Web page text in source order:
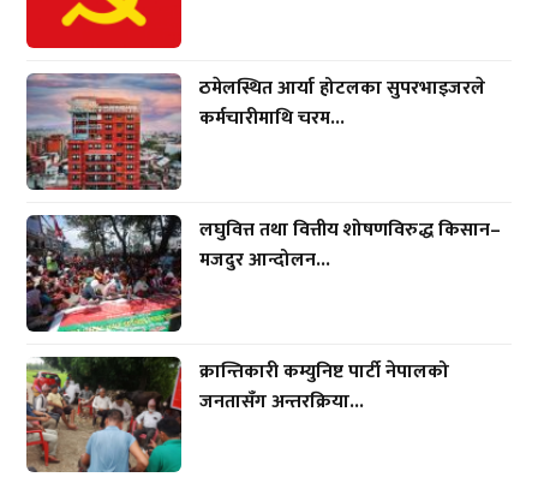
ठमेलस्थित आर्या होटलका सुपरभाइजरले
कर्मचारीमाथि चरम...
लघुवित्त तथा वित्तीय शोषणविरुद्ध किसान–
मजदुर आन्दोलन...
क्रान्तिकारी कम्युनिष्ट पार्टी नेपालको
जनतासँग अन्तरक्रिया...